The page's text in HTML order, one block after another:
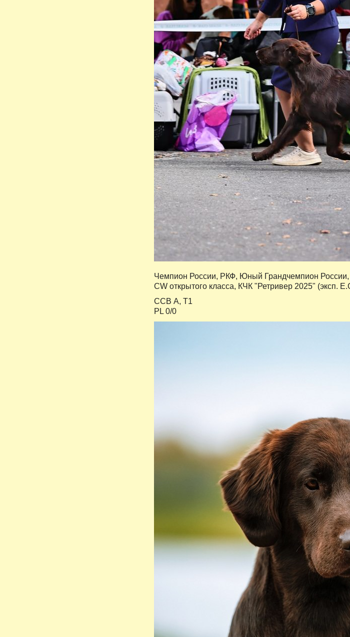
Чемпион России, РКФ, Юный Грандчемпион
CW открытого класса, КЧК "Ретривер 2025" (эксп.
ССВ А, Т1
PL 0/0